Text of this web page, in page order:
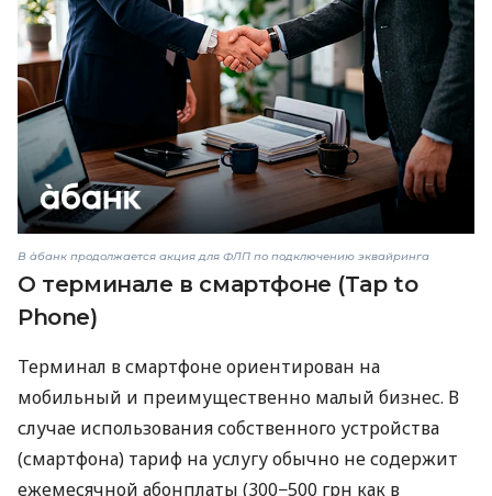
В àбанк продолжается акция для ФЛП по подключению эквайринга
О терминале в смартфоне (Tap to
Phone)
Терминал в смартфоне ориентирован на
мобильный и преимущественно малый бизнес. В
случае использования собственного устройства
(смартфона) тариф на услугу обычно не содержит
ежемесячной абонплаты (300−500 грн как в